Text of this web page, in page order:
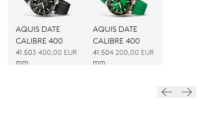
AQUIS DATE
CALIBRE 400
41.50
mm
3 400,00 EUR
AQUIS DATE
CALIBRE 400
41.50
mm
4 200,00 EUR